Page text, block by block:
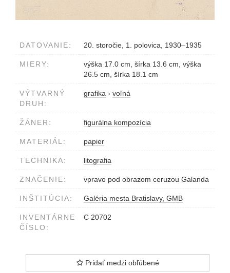
DATOVANIE: 20. storočie, 1. polovica, 1930–1935
MIERY:
výška 17.0 cm, šírka 13.6 cm, výška
26.5 cm, šírka 18.1 cm
VÝTVARNÝ
DRUH:
grafika › voľná
ŽÁNER: figurálna kompozícia
MATERIÁL: papier
TECHNIKA: litografia
ZNAČENIE: vpravo pod obrazom ceruzou Galanda
INŠTITÚCIA: Galéria mesta Bratislavy, GMB
INVENTÁRNE
ČÍSLO:
C 20702
Pridať medzi obľúbené